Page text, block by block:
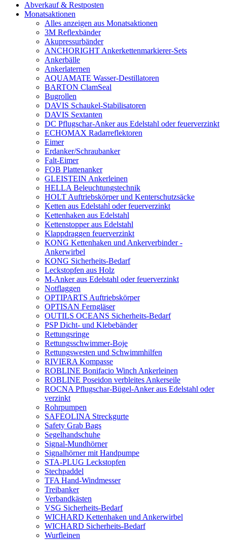
Abverkauf & Restposten
Monatsaktionen
Alles anzeigen aus Monatsaktionen
3M Reflexbänder
Akupressurbänder
ANCHORIGHT Ankerkettenmarkierer-Sets
Ankerbälle
Ankerlaternen
AQUAMATE Wasser-Destillatoren
BARTON ClamSeal
Bugrollen
DAVIS Schaukel-Stabilisatoren
DAVIS Sextanten
DC Pflugschar-Anker aus Edelstahl oder feuerverzinkt
ECHOMAX Radarreflektoren
Eimer
Erdanker/Schraubanker
Falt-Eimer
FOB Plattenanker
GLEISTEIN Ankerleinen
HELLA Beleuchtungstechnik
HOLT Auftriebskörper und Kenterschutzsäcke
Ketten aus Edelstahl oder feuerverzinkt
Kettenhaken aus Edelstahl
Kettenstopper aus Edelstahl
Klappdraggen feuerverzinkt
KONG Kettenhaken und Ankerverbinder -
Ankerwirbel
KONG Sicherheits-Bedarf
Leckstopfen aus Holz
M-Anker aus Edelstahl oder feuerverzinkt
Notflaggen
OPTIPARTS Auftriebskörper
OPTISAN Ferngläser
OUTILS OCEANS Sicherheits-Bedarf
PSP Dicht- und Klebebänder
Rettungsringe
Rettungsschwimmer-Boje
Rettungswesten und Schwimmhilfen
RIVIERA Kompasse
ROBLINE Bonifacio Winch Ankerleinen
ROBLINE Poseidon verbleites Ankerseile
ROCNA Pflugschar-Bügel-Anker aus Edelstahl oder
verzinkt
Rohrpumpen
SAFEOLINA Streckgurte
Safety Grab Bags
Segelhandschuhe
Signal-Mundhörner
Signalhörner mit Handpumpe
STA-PLUG Leckstopfen
Stechpaddel
TFA Hand-Windmesser
Treibanker
Verbandkästen
VSG Sicherheits-Bedarf
WICHARD Kettenhaken und Ankerwirbel
WICHARD Sicherheits-Bedarf
Wurfleinen